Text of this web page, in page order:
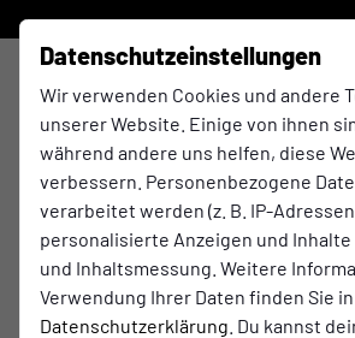
Datenschutzeinstellungen
Wir verwenden Cookies und andere
unserer Website. Einige von ihnen
während andere uns helfen, diese
verbessern. Personenbezogene
verarbeitet werden (z. B. IP-
personalisierte Anzeigen und
und Inhaltsmessung. Weitere
Verwendung Ihrer Daten finden Sie
Datenschutzerklärung . Du kannst
Kreisliga B, Gr. 1 , 28.
DJK Rhede
2. Mannschaft
3:0
(1:0)